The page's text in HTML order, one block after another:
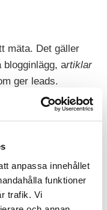
anpassa innehållet
funktioner
trafik. Vi
mäta. Det gäller
blogginlägg, artiklar
ger leads.
om vilket material
att internt visa på
som
kring